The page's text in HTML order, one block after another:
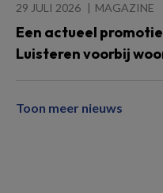
29 JULI 2026 MAGAZINE
Een actueel
Luisteren voorbij
Toon meer nieuws